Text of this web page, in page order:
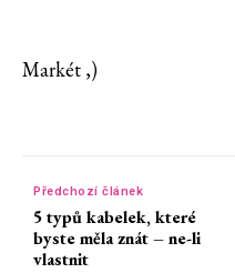
Markét ,)
Předchozí článek
5 typů kabelek, které
byste měla znát – ne-li
vlastnit